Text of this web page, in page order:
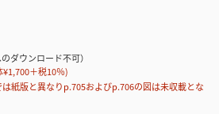
ダウンロード不可）
¥1,700＋税10％)
紙版と異なりp.705およびp.706の図は未収載とな